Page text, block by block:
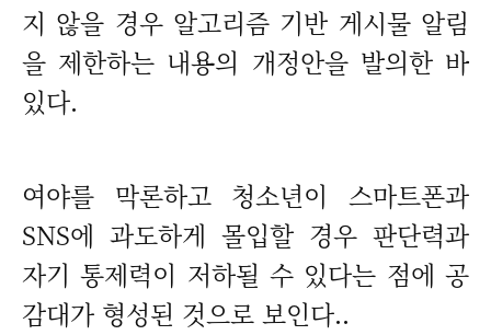
지 않을 경우 알고리즘 기반 게시물 알림
을 제한하는 내용의 개정안을 발의한 바
있다.
여야를 막론하고 청소년이 스마트폰과
SNS에 과도하게 몰입할 경우 판단력과
자기 통제력이 저하될 수 있다는 점에 공
감대가 형성된 것으로 보인다..